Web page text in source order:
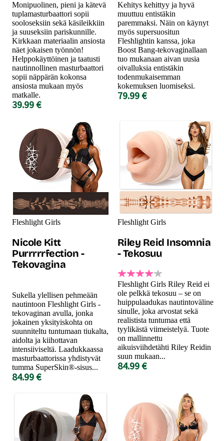
Monipuolinen, pieni ja kätevä
tuplamasturbaattori sopii
sooloseksiin sekä käsileikkiin
ja suuseksiin pariskunnille.
Kirkkaan materiaalin ansiosta
näet jokaisen työnnön!
Helppokäyttöinen ja taatusti
nautinnollinen masturbaattori
sopii näppärän kokonsa
ansiosta mukaan myös
matkalle.
39.99 €
Kehitys kehittyy ja hyvä
muuttuu entistäkin
paremmaksi. Näin on käynyt
myös supersuositun
Fleshlightin kanssa, joka
Boost Bang-tekovaginallaan
tuo mukanaan aivan uusia
oivalluksia entistäkin
todenmukaisemman
kokemuksen luomiseksi.
79.99 €
Fleshlight Girls
Nicole Kitt
Purrrrrfection -
Tekovagina
Sukella ylellisen pehmeään
nautintoon Fleshlight Girls -
tekovaginan avulla, jonka
jokainen yksityiskohta on
suunniteltu tuntumaan tiukalta,
aidolta ja kiihottavan
intensiiviseltä. Laadukkaassa
masturbaattorissa yhdistyvät
tumma SuperSkin®-sisus...
84.99 €
Fleshlight Girls
Riley Reid Insomnia
- Tekosuu
Fleshlight Girls Riley Reid ei
ole pelkkä tekosuu – se on
huippulaadukas nautintoväline
sinulle, joka arvostat sekä
realistista tuntumaa että
tyylikästä viimeistelyä. Tuote
on mallinnettu
aikuisviihdetähti Riley Reidin
suun mukaan...
84.99 €